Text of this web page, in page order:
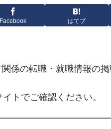
Facebook はてブ
係の転職・就職情報の掲
トでご確認ください。